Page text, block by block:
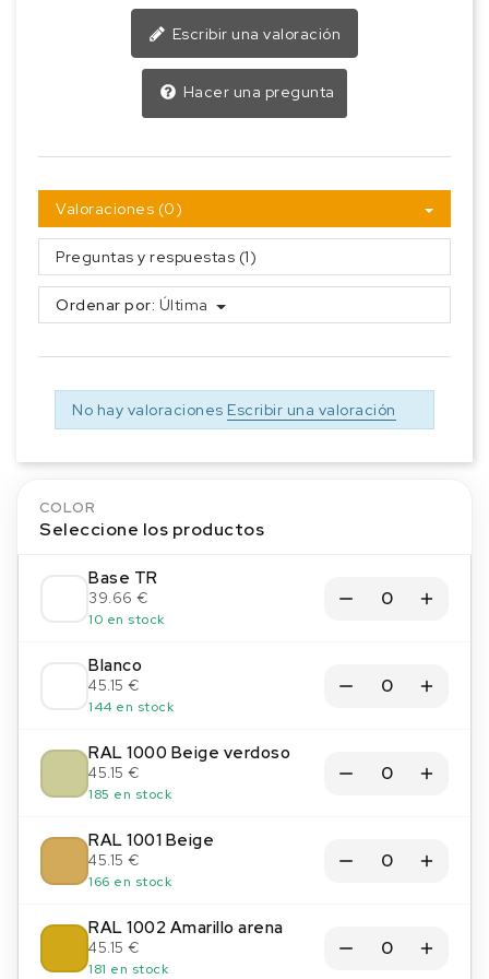
Escribir una valoración
Hacer una pregunta
Valoraciones (0)
Preguntas y respuestas (1)
Ordenar por: Última
No hay valoraciones Escribir una valoración
COLOR
Seleccione los productos
Base TR
39.66 €
10 en stock
Blanco
45.15 €
144 en stock
RAL 1000 Beige verdoso
45.15 €
185 en stock
RAL 1001 Beige
45.15 €
166 en stock
RAL 1002 Amarillo arena
45.15 €
181 en stock